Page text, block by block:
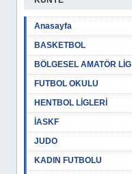
Anasayfa
BASKETBOL
BÖLGESEL AMATÖR LİG
FUTBOL OKULU
HENTBOL LİGLERİ
İASKF
JUDO
KADIN FUTBOLU